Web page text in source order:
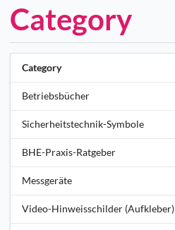
Category
Category
Betriebsbücher
Sicherheitstechnik-Symbole
BHE-Praxis-Ratgeber
Messgeräte
Video-Hinweisschilder (Aufkleber)